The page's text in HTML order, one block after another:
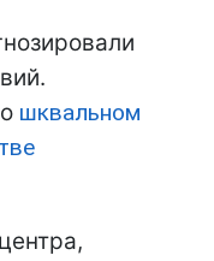
шквальном